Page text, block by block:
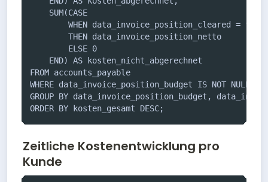
    SUM(CASE
WHEN data_invoice_position_cleared =
        THEN data_invoice_position_netto
        ELSE 0
    END) AS kosten_nicht_abgerechnet
FROM accounts_payable
WHERE data_invoice_position_budget IS NOT NULL
GROUP BY data_invoice_position_budget,
ORDER BY kosten_gesamt DESC;
Zeitliche Kostenentwicklung pro
Kunde